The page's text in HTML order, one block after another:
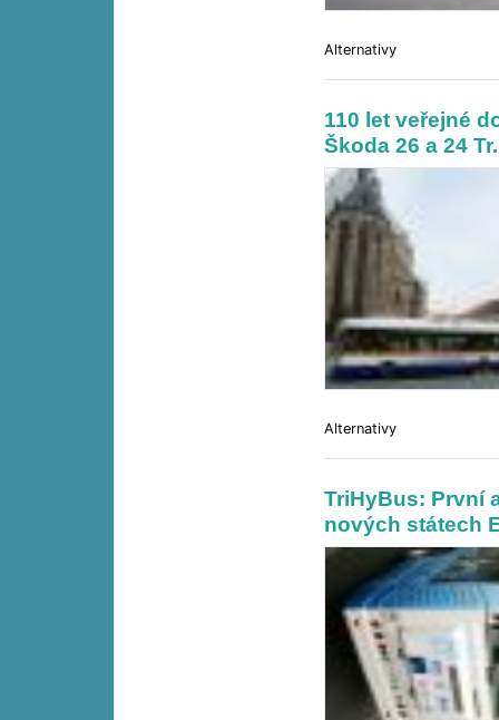
Alternativy
110 let veřejné
Škoda 26 a 24 Tr.
Alternativy
TriHyBus: První
nových státech